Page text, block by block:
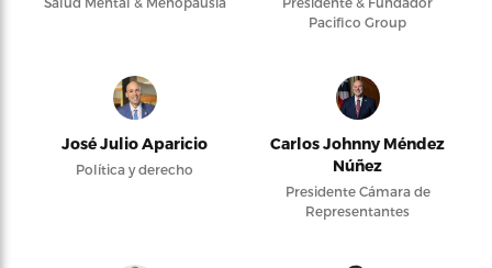
Pacifico Group
José Julio Aparicio
Política y derecho
Carlos Johnny Méndez
Núñez
Presidente Cámara de
Representantes